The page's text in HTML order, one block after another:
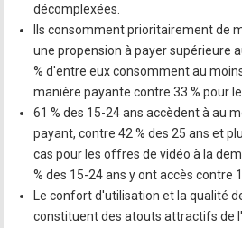
décomplexées.
Ils consomment prioritairement de
une propension à payer supérieure
% d'entre eux consomment au
manière payante contre 33 % pour
61 % des 15-24 ans accèdent à au
payant, contre 42 % des 25 ans et
cas pour les offres de vidéo à la
% des 15-24 ans y ont accès contre
Le confort d'utilisation et la qualité
constituent des atouts attractifs de